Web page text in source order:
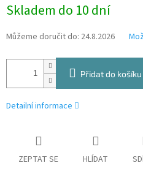
cena:
Skladem do 10 dní
Můžeme doručit do: 24.8.2026
Přidat do košíku
Detailní informace
ZEPTAT SE HLÍDAT